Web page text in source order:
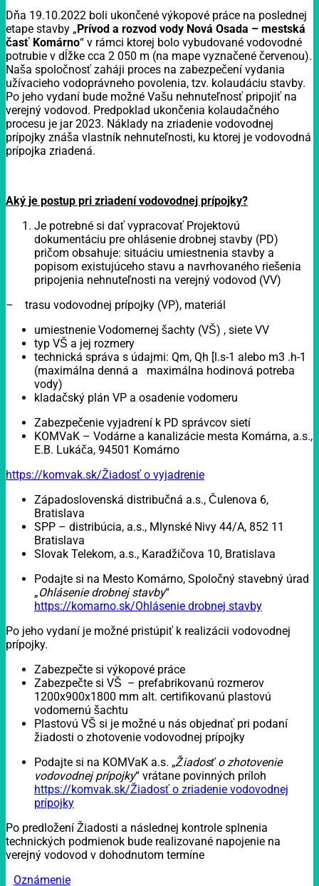
Dňa 19.10.2022 boli ukončené výkopové práce na poslednej
etape stavby „Prívod a rozvod vody Nová Osada – mestská
časť Komárno“ v rámci ktorej bolo vybudované vodovodné
potrubie v dĺžke cca 2 050 m (na mape vyznačené červenou).
Naša spoločnosť zaháji proces na zabezpečení vydania
užívacieho vodoprávneho povolenia, tzv. kolaudáciu stavby.
Po jeho vydaní bude možné Vašu nehnuteľnosť pripojiť na
verejný vodovod. Predpoklad ukončenia kolaudačného
procesu je jar 2023. Náklady na zriadenie vodovodnej
prípojky znáša vlastník nehnuteľnosti, ku ktorej je vodovodná
prípojka zriadená.
Aký je postup pri zriadení vodovodnej prípojky?
Je potrebné si dať vypracovať Projektovú
dokumentáciu pre ohlásenie drobnej stavby (PD)
pričom obsahuje: situáciu umiestnenia stavby a
popisom existujúceho stavu a navrhovaného riešenia
pripojenia nehnuteľnosti na verejný vodovod (VV)
– trasu vodovodnej prípojky (VP), materiál
umiestnenie Vodomernej šachty (VŠ) , siete VV
typ VŠ a jej rozmery
technická správa s údajmi: Qm, Qh [l.s-1 alebo m3 .h-1
(maximálna denná a maximálna hodinová potreba
vody)
kladačský plán VP a osadenie vodomeru
Zabezpečenie vyjadrení k PD správcov sietí
KOMVaK – Vodárne a kanalizácie mesta Komárna, a.s.,
E.B. Lukáča, 94501 Komárno
https://komvak.sk/Žiadosť o vyjadrenie
Západoslovenská distribučná a.s., Čulenova 6,
Bratislava
SPP – distribúcia, a.s., Mlynské Nivy 44/A, 852 11
Bratislava
Slovak Telekom, a.s., Karadžičova 10, Bratislava
Podajte si na Mesto Komárno, Spoločný stavebný úrad
„Ohlásenie drobnej stavby“
https://komarno.sk/Ohlásenie drobnej stavby
Po jeho vydaní je možné pristúpiť k realizácii vodovodnej
prípojky.
Zabezpečte si výkopové práce
Zabezpečte si VŠ – prefabrikovanú rozmerov
1200x900x1800 mm alt. certifikovanú plastovú
vodomernú šachtu
Plastovú VŠ si je možné u nás objednať pri podaní
žiadosti o zhotovenie vodovodnej prípojky
Podajte si na KOMVaK a.s. „Žiadosť o zhotovenie
vodovodnej prípojky“ vrátane povinných príloh
https://komvak.sk/Žiadosť o zriadenie vodovodnej
prípojky
Po predložení Žiadosti a následnej kontrole splnenia
technických podmienok bude realizované napojenie na
verejný vodovod v dohodnutom termíne
Oznámenie